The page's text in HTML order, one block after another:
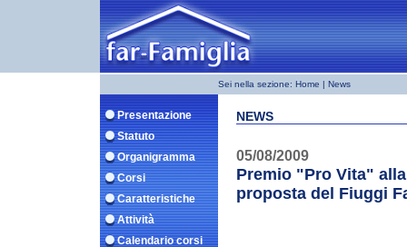
Sei nella sezione: Home | News
Presentazione
Statuto
Organigramma
Corsi
Caratteristiche
Attività
Calendario corsi
NEWS
05/08/2009
Premio "Pro Vita"
proposta del Fiuggi